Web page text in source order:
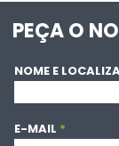
PEÇA O
NOME E
E-MAIL